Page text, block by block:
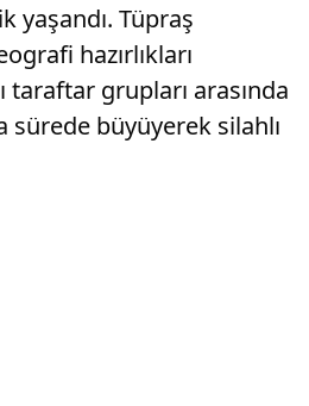
yaşandı. Tüpraş
hazırlıkları
taraftar grupları arasında
sürede büyüyerek silahlı